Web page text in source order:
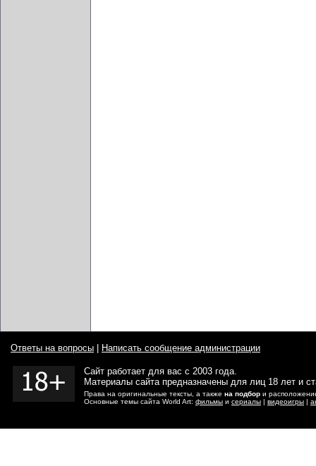
Ответы на вопросы Написать сообщение администрации
Сайт работает для вас с 2003 года.
Материалы сайта предназначены для лиц 18 лет и
Права на оригинальные тексты, а также на подбор и
Основные темы сайта World Art: фильмы и сериалы | видеоигры |